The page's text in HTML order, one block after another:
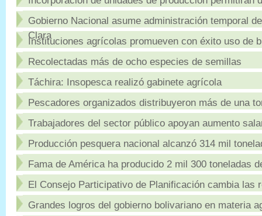
Gobierno Nacional asume administración temporal
Clara
Instituciones agrícolas promueven con éxito uso de
Recolectadas más de ocho especies de semillas
Táchira: Insopesca realizó gabinete agrícola
Pescadores organizados distribuyeron más de una
Trabajadores del sector público apoyan aumento
Producción pesquera nacional alcanzó 314 mil
Fama de América ha producido 2 mil 300 toneladas
El Consejo Participativo de Planificación cambia las
Grandes logros del gobierno bolivariano en materia